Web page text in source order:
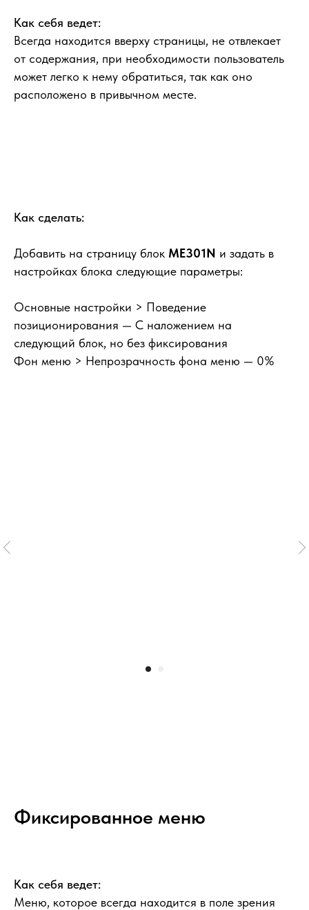
Как себя ведет:
Всегда находится вверху страницы, не отвлекает
от содержания, при необходимости пользователь
может легко к нему обратиться, так как оно
расположено в привычном месте.
Как сделать:
Добавить на страницу блок ME301N и задать в
настройках блока следующие параметры:
Основные настройки > Поведение
позиционирования — С наложением на
следующий блок, но без фиксирования
Фон меню > Непрозрачность фона меню — 0%
Фиксированное меню
Как себя ведет:
Меню, которое всегда находится в поле зрения